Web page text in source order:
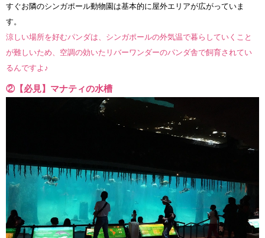
すぐお隣のシンガポール動物園は基本的に屋外エリアが広がっていま
す。
涼しい場所を好むパンダは、シンガポールの外気温で暮らしていくこと
が難しいため、空調の効いたリバーワンダーのパンダ舎で飼育されてい
るんですよ♪
②【必見】マナティの水槽